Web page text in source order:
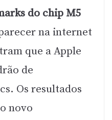
do chip M5
na internet
que a Apple
de
Os resultados
novo